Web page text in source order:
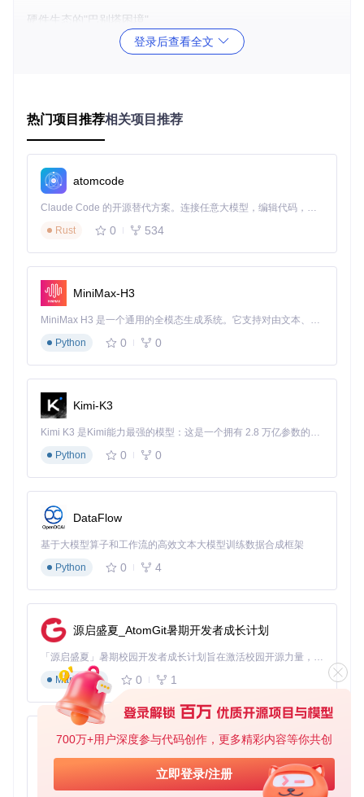
700万+用户深度参与代码创作，更多精彩内容等你共创
立即登录/注册
硬件生态的"巴别塔困境"
PC硬件市场的碎片化特性与苹果封闭的硬件生态形成鲜明对
件组合冲突导致系统不稳定。某技术论坛统计显示，超过68%
OpenCore作为黑苹果引导程序的事实标准，其配置文件（co
nfig.plist）包含数百个参数项，每个参数都有特定的取值范围
和相互依赖关系。这些参数如同加密的"密码本"，普通用户难
以理解其含义和设置逻辑。例如，ACPI补丁的正确配置需要深
系统版本的"时间窗口困境"
macOS的每一次重大更新都可能带来驱动模型和内核接口的
变化，导致原本稳定的黑苹果配置突然失效。这种"时间窗
用户受影响最为严重。这种持续的维护成本成为许多用户放弃
黑苹果的主要原因。
技术解构：三大智能引擎的工作原理解密 🧩
OpCore Simplify通过构建三个核心智能引擎，系统性地解决
了传统黑苹果配置的技术痛点。这些引擎协同工作，将复杂的
技术细节抽象为用户友好的操作界面，实现了配置过程的自动
化和智能化。
硬件特征提取引擎是OpCore Simplify的基础，它通过深度扫
描和分析目标系统的硬件信息，构建出精确的"数字孪生"模
型。该引擎采用三层数据采集架构：
基础层：通过系统API和专用硬件检测工具，采集CPU型
号、主板芯片组、显卡型号、声卡 codec 等核心硬件信息
进阶层：分析硬件间的连接关系和工作模式，如PCIe设备
布局、USB端口分配、电源管理方案等
专家层：评估硬件组合的兼容性风险，识别潜在冲突点，如
NVIDIA独显与Intel集显的共存问题
与传统工具相比，该引擎的创新之处在于引入了机器学习算
登录后查看全文
热门项目推荐相关项目推荐
atomcode
Claude Code 的开源替代方案。连接任意大模型，编辑代码，运行命令，自动验证 — 全自动执行。用 Rust 构建，极致性能。 ｜ An open-source alternative to Claude Code. Connect any LLM, edit code, run commands, and verify changes — autonomously. Built in Rust for speed. Get Started
Rust
0 534
MiniMax-H3
MiniMax H3 是一个通用的全模态生成系统。它支持对由文本、图像、视频和音频组成的多模态上下文进行统一理解，并能生成分辨率高达 2K、时长可达 15 秒的带原生立体声音频的视频。得益于面向任务泛化的系统设计，H3 在预训练阶段就已具备广泛的多模态上下文理解与生成能力，能够出色地执行复杂的多模态指令。
Python
0 0
Kimi-K3
Kimi K3 是Kimi能力最强的模型：这是一个拥有 2.8 万亿参数的混合专家（MoE）模型，具备原生视觉理解能力，并支持 100 万 token 的上下文窗口。
Python
0 0
DataFlow
基于大模型算子和工作流的高效文本大模型训练数据合成框架
Python
0 4
源启盛夏_AtomGit暑期开发者成长计划
「源启盛夏」暑期校园开发者成长计划旨在激活校园开源力量，通过积分激励、认证扶持、资源倾斜等形式，引导高校组织和开发者完成「入驻 — 建项目 — 做贡献 — 获认证 — 得资源」的完整闭环。无论你是想带领社团入驻平台的组织者，还是希望用代码贡献证明自己的开发者，都能在这里找到属于你的成长路径。
Markdown
0 1
py-xiaozhi
基于Python的Xiaozhi AI，适用于想要完整Xiaozhi体验而无需拥有专用硬件的用户。
Python
0 1